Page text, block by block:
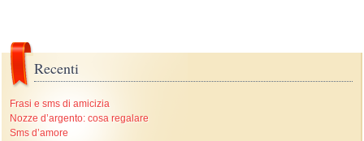
Recenti
Frasi e sms di amicizia
Nozze d’argento: cosa regalare
Sms d’amore